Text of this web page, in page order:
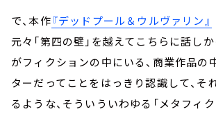
で、本作『デッドプール＆ウルヴァリン』
元々「第四の壁」を越えてこちらに話し
がフィクションの中にいる、商業作品の
ターだってことをはっきり認識して、そ
るような、そういういわゆる「メタフィ